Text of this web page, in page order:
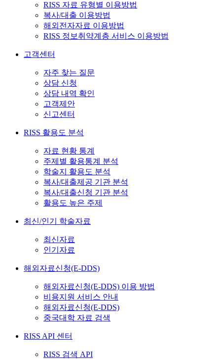
RISS 자료 유형별 이용방법
복사/대출 이용방법
해외전자자료 이용방법
RISS 정보취약계층 서비스 이용방법
고객센터
자주 찾는 질문
상담 신청
상담 내역 확인
고객제안
신고센터
RISS 활용도 분석
자료 현황 통계
주제별 활용통계 분석
학술지 활용도 분석
복사/대출제공 기관 분석
복사/대출신청 기관 분석
활용도 높은 주제
최신/인기 학술자료
최신자료
인기자료
해외자료신청(E-DDS)
해외자료신청(E-DDS) 이용 방법
비용지원 서비스 안내
해외자료신청(E-DDS)
중국대학 자료 검색
RISS API 센터
RISS 검색 API